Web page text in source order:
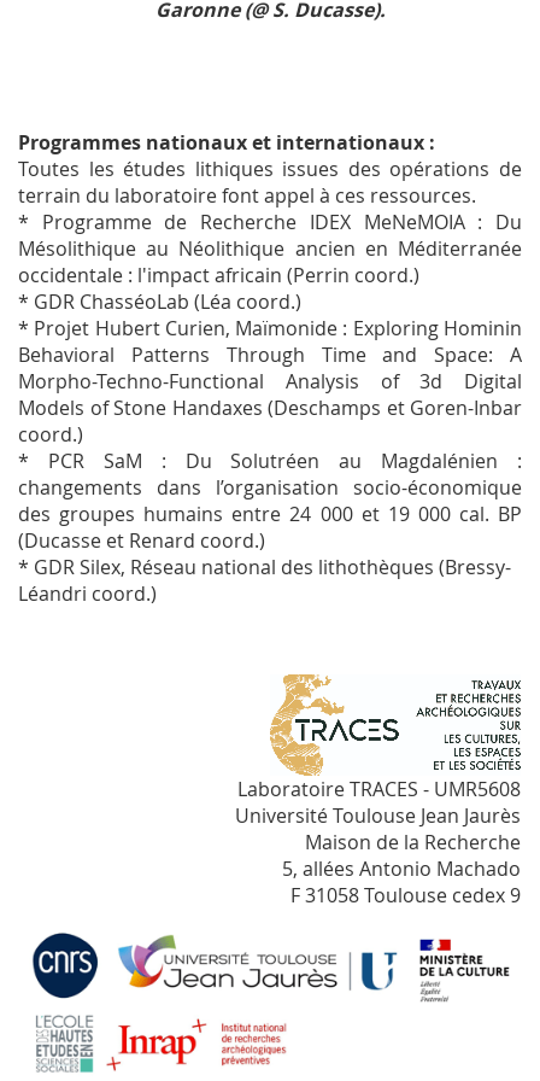
Garonne (@ S. Ducasse).
Programmes nationaux et internationaux :
Toutes les études lithiques issues des opérations de
terrain du laboratoire font appel à ces ressources.
* Programme de Recherche IDEX MeNeMOIA : Du
Mésolithique au Néolithique ancien en Méditerranée
occidentale : l'impact africain (Perrin coord.)
* GDR ChasséoLab (Léa coord.)
* Projet Hubert Curien, Maïmonide : Exploring Hominin
Behavioral Patterns Through Time and Space: A
Morpho-Techno-Functional Analysis of 3d Digital
Models of Stone Handaxes (Deschamps et Goren-Inbar
coord.)
* PCR SaM : Du Solutréen au Magdalénien :
changements dans l’organisation socio-économique
des groupes humains entre 24 000 et 19 000 cal. BP
(Ducasse et Renard coord.)
* GDR Silex, Réseau national des lithothèques (Bressy-
Léandri coord.)
Laboratoire TRACES - UMR5608
Université Toulouse Jean Jaurès
Maison de la Recherche
5, allées Antonio Machado
F 31058 Toulouse cedex 9